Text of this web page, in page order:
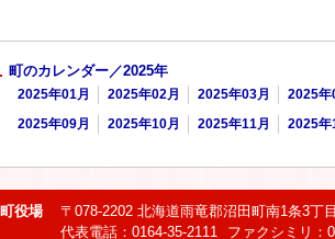
町のカレンダー／2025年
2025年01月 2025年02月 2025年03月 2025年
2025年09月 2025年10月 2025年11月 2025年
役場
〒078-2202 北海道雨竜郡沼田町南1条3丁
代表電話：0164-35-2111
ファクシミリ：